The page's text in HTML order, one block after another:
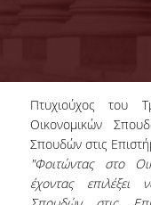
ΜΑΘΗΜΑΤΑ
Πτυχιούχος του
Οικονομικών
Σπουδών στις
"Φοιτώντας στο
έχοντας